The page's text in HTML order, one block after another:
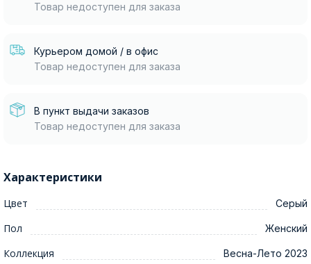
Товар недоступен для заказа
Курьером домой / в офис
Товар недоступен для заказа
В пункт выдачи заказов
Товар недоступен для заказа
Характеристики
Цвет Серый
Пол Женский
Коллекция Весна-Лето 2023